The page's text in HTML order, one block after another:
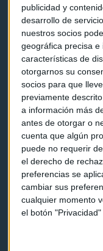
publicidad y
desarrollo de
nuestros socios
geográfica precisa e
características de
otorgarnos su
socios para que
previamente
a información más
antes de otorgar o
cuenta que algún
puede no requerir
el derecho de
preferencias se
cambiar sus
cualquier momento
el botón